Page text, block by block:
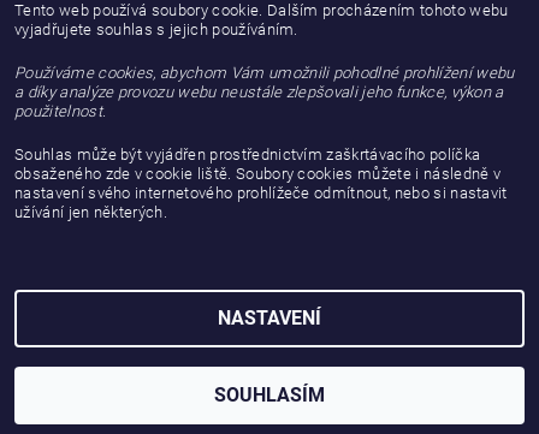
Buďte první, kdo napíše příspěvek k této položce.
Přidat hodnocení
2026 © gattanera.com, všechna práva vyhrazena
Vytvořil Shoptet
Tento web používá soubory cookie. Dalším procházením tohoto webu
vyjadřujete souhlas s jejich používáním.
Používáme cookies, abychom Vám umožnili pohodlné prohlížení webu
a díky analýze provozu webu neustále zlepšovali jeho funkce, výkon a
použitelnost.
Souhlas může být vyjádřen prostřednictvím zaškrtávacího políčka
obsaženého zde v cookie liště. Soubory cookies můžete i následně v
nastavení svého internetového prohlížeče odmítnout, nebo si nastavit
užívání jen některých.
NASTAVENÍ
SOUHLASÍM